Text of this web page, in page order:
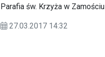
Parafia św. Krzyża w Zamościu
27.03.2017 14:32